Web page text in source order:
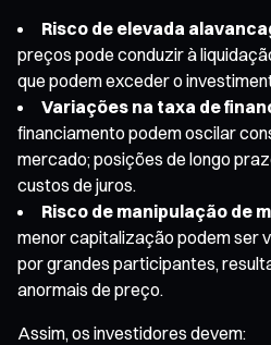
Risco de elevada
preços pode conduzir à
que podem exceder o
Variações na taxa de
financiamento podem oscilar
mercado; posições de longo
custos de juros.
Risco de manipulação de
menor capitalização podem ser
por grandes participantes,
anormais de preço.
Assim, os investidores devem: